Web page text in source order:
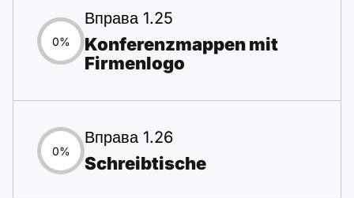
0%
Вправа 1.25
Konferenzmappen mit
Firmenlogo
0%
Вправа 1.26
Schreibtische